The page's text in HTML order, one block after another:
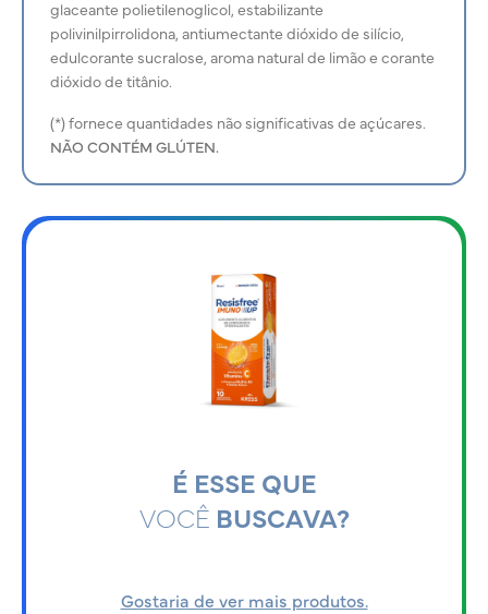
glaceante polietilenoglicol, estabilizante
polivinilpirrolidona, antiumectante dióxido de silício,
edulcorante sucralose, aroma natural de limão e corante
dióxido de titânio.
(*) fornece quantidades não significativas de açúcares.
NÃO CONTÉM GLÚTEN.
É ESSE QUE
VOCÊ BUSCAVA?
Gostaria de ver mais produtos.